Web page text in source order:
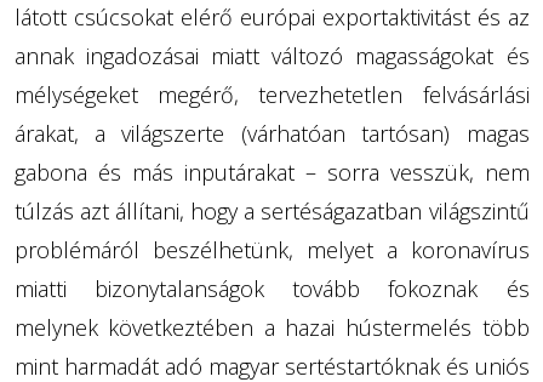
látott csúcsokat elérő európai exportaktivitást és az
annak ingadozásai miatt változó magasságokat és
mélységeket megérő, tervezhetetlen felvásárlási
árakat, a világszerte (várhatóan tartósan) magas
gabona és más inputárakat – sorra vesszük, nem
túlzás azt állítani, hogy a sertéságazatban világszintű
problémáról beszélhetünk, melyet a koronavírus
miatti bizonytalanságok tovább fokoznak és
melynek következtében a hazai hústermelés több
mint harmadát adó magyar sertéstartóknak és uniós